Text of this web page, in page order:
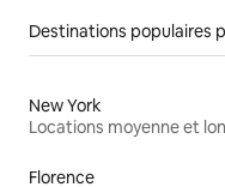
Destinations populaires
New York
Florence